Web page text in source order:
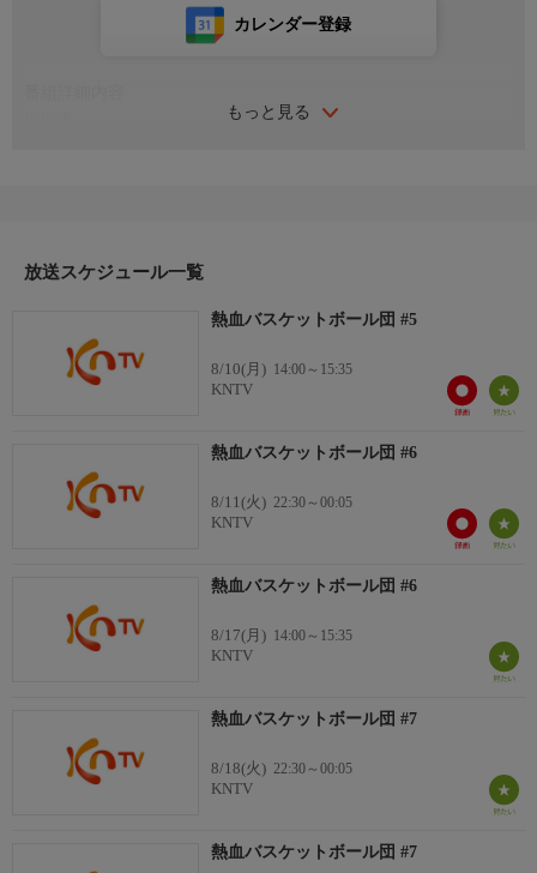
もっと見る
カレンダー登録
放送スケジュール一覧
熱血バスケットボール団 #5
8/10(月) 14:00～15:35
KNTV
熱血バスケットボール団 #6
8/11(火) 22:30～00:05
KNTV
熱血バスケットボール団 #6
8/17(月) 14:00～15:35
KNTV
熱血バスケットボール団 #7
8/18(火) 22:30～00:05
KNTV
熱血バスケットボール団 #7